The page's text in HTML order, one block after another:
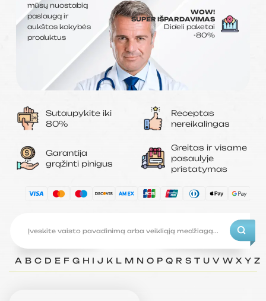
mūsų nuostabią
paslaugą ir
aukštos kokybės
produktus
WOW!
SUPER IŠPARDAVIMAS
Dideli paketai
-80%
Sutaupykite iki
80%
Receptas
nereikalingas
Garantija
grąžinti pinigus
Greitas ir visame
pasaulyje
pristatymas
A B C D E F G H I J K L M N O P Q R S T U V W X Y Z